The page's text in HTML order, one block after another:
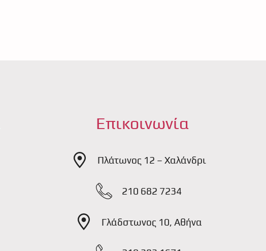
Επικοινωνία
Πλάτωνος 12 – Χαλάνδρι
210 682 7234
Γλάδστωνος 10, Αθήνα